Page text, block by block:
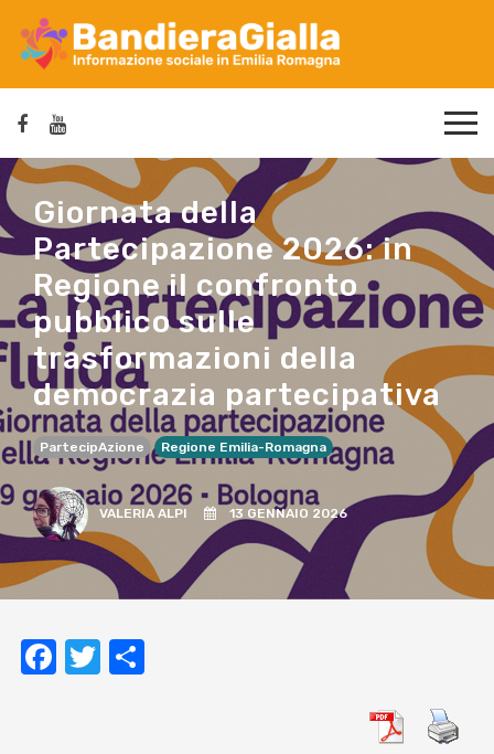
Giornata della
Partecipazione 2026: in
Regione il confronto
pubblico sulle
trasformazioni della
democrazia partecipativa
PartecipAzione Regione Emilia-Romagna
VALERIA ALPI 13 GENNAIO 2026
Facebook
Twitter